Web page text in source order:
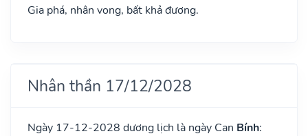
Gia phá, nhân vong, bất khả đương.
Nhân thần 17/12/2028
Ngày 17-12-2028 dương lịch là ngày Can Bính: